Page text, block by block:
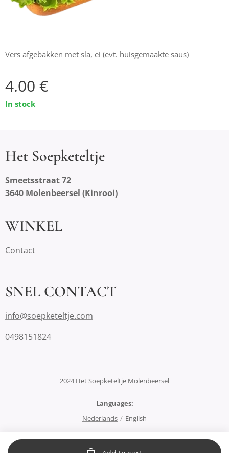
Vers afgebakken met sla, ei (evt. huisgemaakte saus)
4.00 €
In stock
Het Soepketeltje
Smeetsstraat 72
3640 Molenbeersel (Kinrooi)
WINKEL
Contact
SNEL CONTACT
info@soepketeltje.com
0498151824
2024 Het Soepketeltje Molenbeersel
Languages
Nederlands
English